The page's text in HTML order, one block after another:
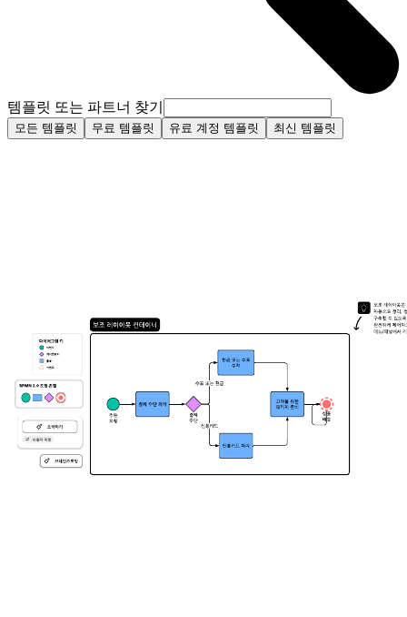
템플릿 또는 파트너 찾기
모든 템플릿 무료 템플릿 유료 계정 템플릿 최신 템플릿